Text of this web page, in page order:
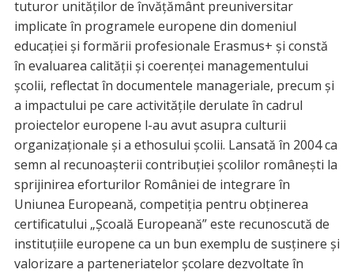
tuturor unităţilor de învăţământ preuniversitar
implicate în programele europene din domeniul
educației și formării profesionale Erasmus+ și constă
în evaluarea calității și coerenței managementului
școlii, reflectat în documentele manageriale, precum și
a impactului pe care activitățile derulate în cadrul
proiectelor europene l-au avut asupra culturii
organizaționale și a ethosului școlii. Lansată în 2004 ca
semn al recunoaşterii contribuţiei şcolilor româneşti la
sprijinirea eforturilor României de integrare în
Uniunea Europeană, competiţia pentru obţinerea
certificatului „Şcoală Europeană” este recunoscută de
instituțiile europene ca un bun exemplu de susținere și
valorizare a parteneriatelor școlare dezvoltate în